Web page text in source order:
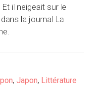
il neigeait sur le
la journal La
, Japon, Littérature